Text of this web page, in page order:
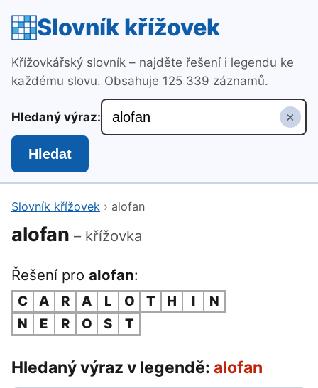
Slovník křížovek
Křížovkářský slovník – najděte řešení i legendu ke
každému slovu. Obsahuje 125 339 záznamů.
Hledaný výraz: ×
Hledat
Slovník křížovek › alofan
alofan – křížovka
Řešení pro alofan:
C A R A L O T H I
N
N
E R O S T
Hledaný výraz v legendě: alofan